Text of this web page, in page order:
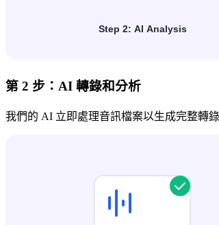
第 2 步：AI 轉錄和分析
我們的 AI 立即處理音訊檔案以生成完整轉